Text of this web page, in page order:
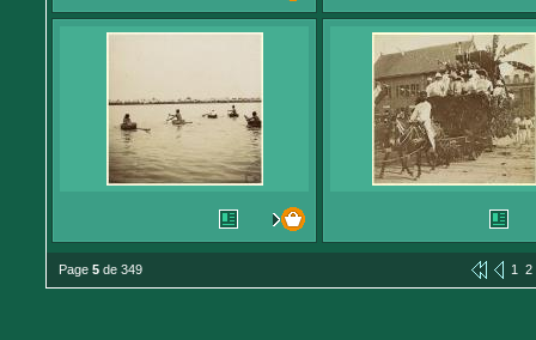
Page 5 de 349 1 2